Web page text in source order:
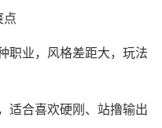
点
职业，风格差距大，玩法
适合喜欢硬刚、站撸输出